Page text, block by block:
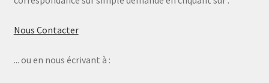
Nous Contacter
... ou en nous écrivant à :